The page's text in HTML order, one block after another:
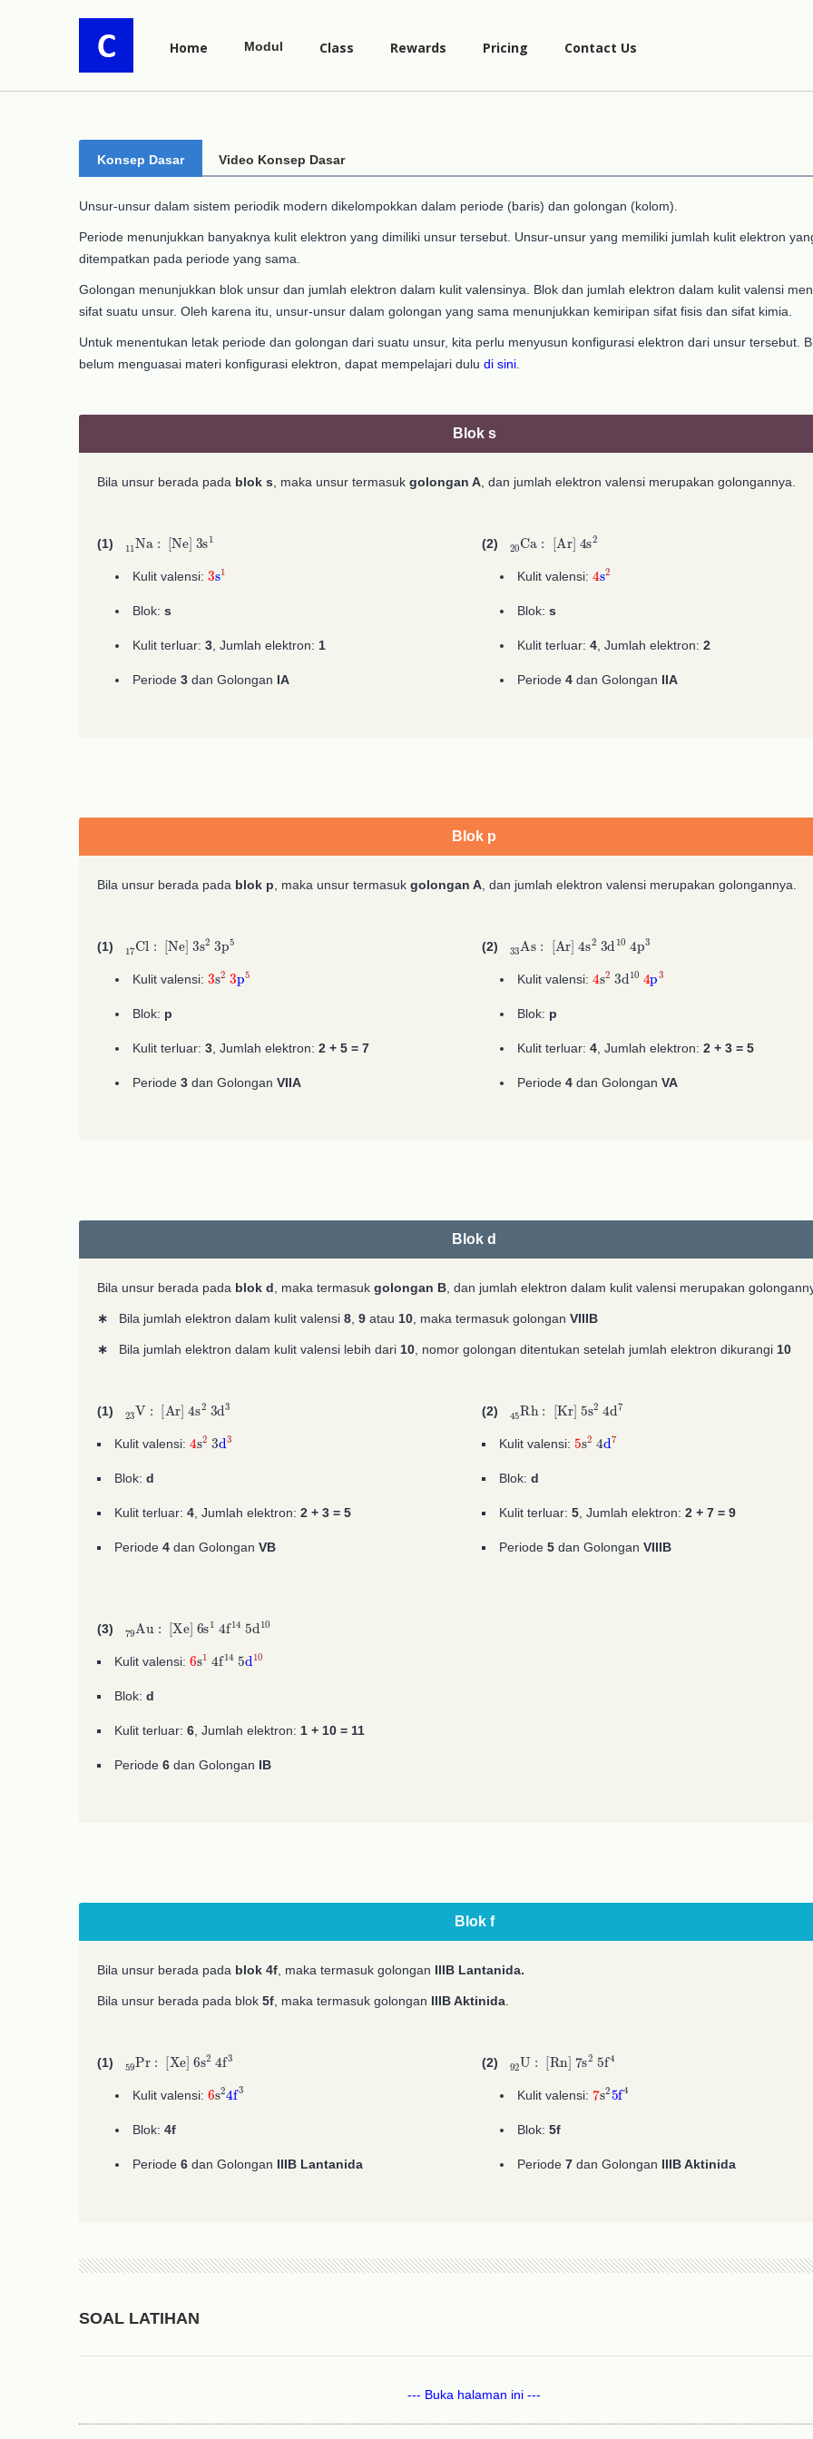
Home Modul Class Rewards Pricing Contact Us
Konsep Dasar Video Konsep Dasar
Unsur-unsur dalam sistem periodik modern dikelompokkan dalam periode (baris) dan golongan (kolom).
Periode menunjukkan banyaknya kulit elektron yang dimiliki unsur tersebut. Unsur-unsur yang memiliki jumlah kulit elektron
ditempatkan pada periode yang sama.
Golongan menunjukkan blok unsur dan jumlah elektron dalam kulit valensinya. Blok dan jumlah elektron dalam kulit valensi
sifat suatu unsur. Oleh karena itu, unsur-unsur dalam golongan yang sama menunjukkan kemiripan sifat fisis dan sifat kimia.
Untuk menentukan letak periode dan golongan dari suatu unsur, kita perlu menyusun konfigurasi elektron dari unsur tersebut.
belum menguasai materi konfigurasi elektron, dapat mempelajari dulu di sini
Blok s
Bila unsur berada pada blok s , maka unsur termasuk golongan A , dan jumlah elektron valensi merupakan golongannya.
(1) 11 112 Na: [
Kulit valensi: 3 s1
Blok: s
Kulit terluar: 3 , Jumlah elektron: 1
Periode 3 dan Golongan IA
(2) 20 20 Ca [
Kulit valensi: 4 s2
Blok:s
Kulit terluar:4 , Jumlah elektron:2
Periode4 dan Golongan IIA
Blok p
Bila unsur berada pada blok p , maka unsur termasuk golongan A , dan jumlah elektron valensi merupakan golongannya.
(1) 17 17 2Cl [ Ne
Kulit valensi: 3 s2 3 5
Blok: p
Kulit terluar: 3 , Jumlah elektron: 2 + 5 = 7
Periode 3 dan Golongan VIIA
(2) 33 33 2As [ Ar] 4 sA 2
Kulit valensi: 4 s2 3 dA10 4p
Blok: p
Kulit terluar:4 , Jumlah elektron:2 + 3 = 5
Periode4 dan GolonganVA
Blok d
Bila unsur berada pada blok d , maka termasuk golongan B , dan jumlah elektron dalam kulit valensi merupakan
∗ Bila jumlah elektron dalam kulit valensi 8 9 atau 10 , maka termasuk golongan VIIIB
∗ Bila jumlah elektron dalam kulit valensi lebih dari 10 , nomor golongan ditentukan setelah jumlah elektron dikurangi 10
(1) 23 2 23 2 V [Ar ] 4
Kulit valensi: 4 s2 3 d3
Blok: d
Kulit terluar: 4 , Jumlah elektron: 2 + 3 = 5
Periode 4 dan Golongan VB
(2) 45A 452 Rh [ Kr ] 5
Kulit valensi:5 s2 4 d7
Blok:d
Kulit terluar:5 , Jumlah elektron:2 + 7 = 9
Periode5 dan GolonganVIIIB
(3) 79 792 Au: [ Xe] 6 s A1
Kulit valensi: 6 s1 4 fA14 5d
Blok: d
Kulit terluar: 6 , Jumlah elektron: 1 + 10 = 11
Periode 6 dan Golongan IB
Blok f
Bila unsur berada pada blok 4f , maka termasuk golongan IIIB Lantanida.
Bila unsur berada pada blok 5f , maka termasuk golongan IIIB Aktinida
(1) 59 592 Pr [ Xe]
Kulit valensi: 6 sA 24
Blok: 4f
Periode 6 dan Golongan IIIB Lantanida
(2) 92 292 2 U: [Rn]
Kulit valensi: 7 sA25
Blok:5f
Periode7 dan Golongan IIIB Aktinida
SOAL LATIHAN
--- Buka halaman ini ---